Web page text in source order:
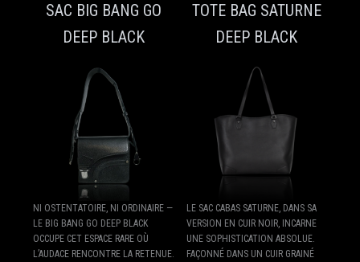
SAC BIG BANG GO
DEEP BLACK
NI OSTENTATOIRE, NI ORDINAIRE —
LE BIG BANG GO DEEP BLACK
OCCUPE CET ESPACE RARE OÙ
L’AUDACE RENCONTRE LA RETENUE.
TOTE BAG SATURNE
DEEP BLACK
LE SAC CABAS SATURNE, DANS SA
VERSION EN CUIR NOIR, INCARNE
UNE SOPHISTICATION ABSOLUE.
FAÇONNÉ DANS UN CUIR GRAINÉ